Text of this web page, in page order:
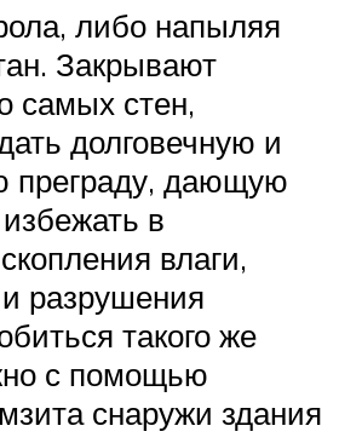
либо напыляя
Закрывают
самых стен,
долговечную и
преграду, дающую
в
влаги,
разрушения
такого же
с помощью
снаружи здания